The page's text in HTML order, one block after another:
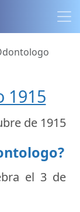
1915
de 1915
el 3 de